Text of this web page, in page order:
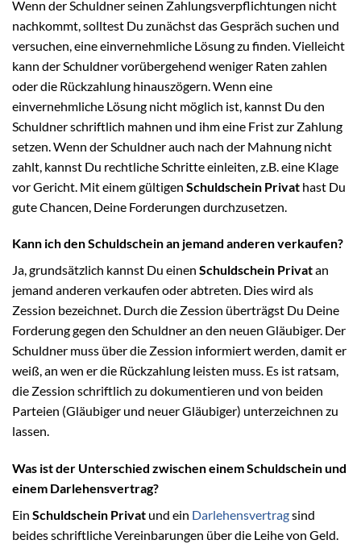
Wenn der Schuldner seinen Zahlungsverpflichtungen nicht
nachkommt, solltest Du zunächst das Gespräch suchen und
versuchen, eine einvernehmliche Lösung zu finden. Vielleicht
kann der Schuldner vorübergehend weniger Raten zahlen
oder die Rückzahlung hinauszögern. Wenn eine
einvernehmliche Lösung nicht möglich ist, kannst Du den
Schuldner schriftlich mahnen und ihm eine Frist zur Zahlung
setzen. Wenn der Schuldner auch nach der Mahnung nicht
zahlt, kannst Du rechtliche Schritte einleiten, z.B. eine Klage
vor Gericht. Mit einem gültigen Schuldschein Privat hast Du
gute Chancen, Deine Forderungen durchzusetzen.
Kann ich den Schuldschein an jemand anderen verkaufen?
Ja, grundsätzlich kannst Du einen Schuldschein Privatan
jemand anderen verkaufen oder abtreten. Dies wird als
Zession bezeichnet. Durch die Zession überträgst Du Deine
Forderung gegen den Schuldner an den neuen Gläubiger. Der
Schuldner muss über die Zession informiert werden, damit er
weiß, an wen er die Rückzahlung leisten muss. Es ist ratsam,
die Zession schriftlich zu dokumentieren und von beiden
Parteien (Gläubiger und neuer Gläubiger) unterzeichnen zu
lassen.
Was ist der Unterschied zwischen einem Schuldschein und
einem Darlehensvertrag?
Ein Schuldschein Privat und ein Darlehensvertragsind
beides schriftliche Vereinbarungen über die Leihe von Geld.